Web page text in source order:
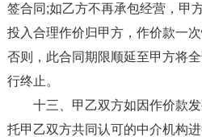
签合同;如乙方不再承包经营，甲
投入合理作价归甲方，作价款一
否则，此合同期限顺延至甲方将
行终止。
十三、甲乙双方如因作价款
托甲乙双方共同认可的中介机构